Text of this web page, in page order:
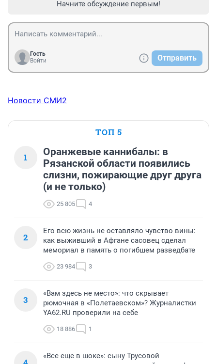
Начните обсуждение первым!
Гость
Войти
Отправить
Новости СМИ2
ТОП 5
1
Оранжевые каннибалы: в
Рязанской области появились
слизни, пожирающие друг друга
(и не только)
25 805 4
2
Его всю жизнь не оставляло чувство вины:
как выживший в Афгане сасовец сделал
мемориал в память о погибшем разведбате
23 984 3
3
«Вам здесь не место»: что скрывает
рюмочная в «Полетаевском»? Журналистки
YA62.RU проверили на себе
18 886 1
«Все еще в шоке»: сыну Трусовой